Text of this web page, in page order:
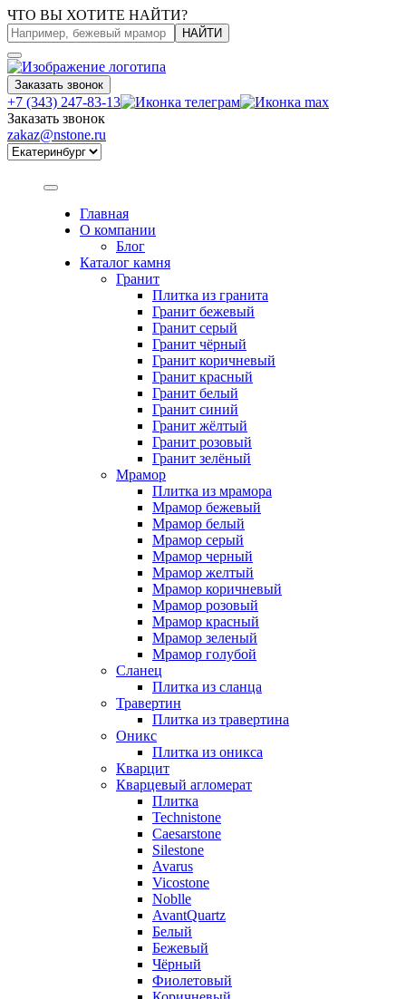
ЧТО ВЫ ХОТИТЕ НАЙТИ?
НАЙТИ
Заказать звонок
+7 (343) 247-83-13
Заказать звонок
zakaz@nstone.ru
Главная
О компании
Блог
Каталог камня
Гранит
Плитка из гранита
Гранит бежевый
Гранит серый
Гранит чёрный
Гранит коричневый
Гранит красный
Гранит белый
Гранит синий
Гранит жёлтый
Гранит розовый
Гранит зелёный
Мрамор
Плитка из мрамора
Мрамор бежевый
Мрамор белый
Мрамор серый
Мрамор черный
Мрамор желтый
Мрамор коричневый
Мрамор розовый
Мрамор красный
Мрамор зеленый
Мрамор голубой
Сланец
Плитка из сланца
Травертин
Плитка из травертина
Оникс
Плитка из оникса
Кварцит
Кварцевый агломерат
Плитка
Technistone
Caesarstone
Silestone
Avarus
Vicostone
Noblle
AvantQuartz
Белый
Бежевый
Чёрный
Фиолетовый